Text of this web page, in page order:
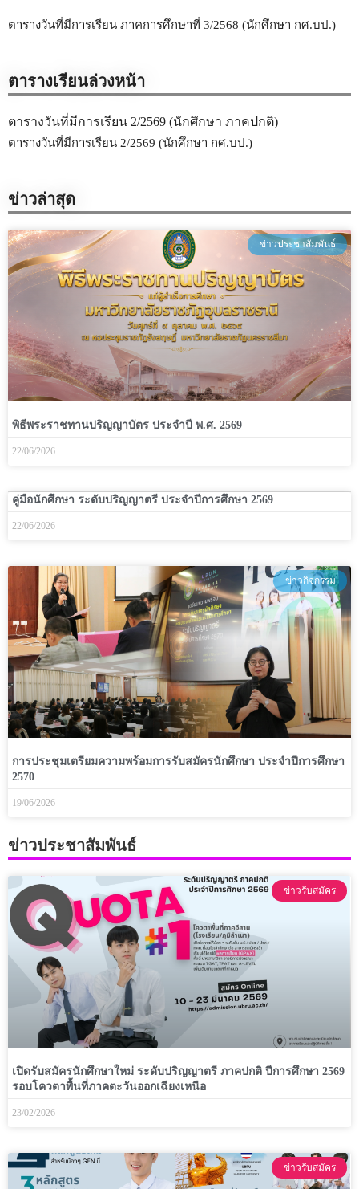
ตารางวันที่มีการเรียน ภาคการศึกษาที่ 3/2568 (นักศึกษา กศ.บป.)
ตารางเรียนล่วงหน้า
ตารางวันที่มีการเรียน 2/2569 (นักศึกษา ภาคปกติ)
ตารางวันที่มีการเรียน 2/2569 (นักศึกษา กศ.บป.)
ข่าวล่าสุด
ข่าวประชาสัมพันธ์
พิธีพระราชทานปริญญาบัตร ประจำปี พ.ศ. 2569
22/06/2026
คู่มือนักศึกษา ระดับปริญญาตรี ประจำปีการศึกษา 2569
22/06/2026
ข่าวกิจกรรม
การประชุมเตรียมความพร้อมการรับสมัครนักศึกษา ประจำปีการศึกษา
2570
19/06/2026
ข่าวประชาสัมพันธ์
ข่าวรับสมัคร
เปิดรับสมัครนักศึกษาใหม่ ระดับปริญญาตรี ภาคปกติ ปีการศึกษา 2569
รอบโควตาพื้นที่ภาคตะวันออกเฉียงเหนือ
23/02/2026
ข่าวรับสมัคร